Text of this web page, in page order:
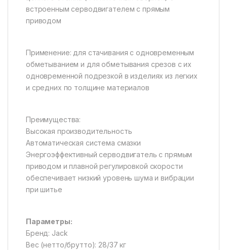
встроенным серводвигателем с прямым
приводом
Применение: для стачивания с одновременным
обметыванием и для обметывания срезов с их
одновременной подрезкой в изделиях из легких
и средних по толщине материалов
Преимущества:
Высокая производительность
Автоматическая система смазки
Энергоэффективный серводвигатель с прямым
приводом и плавной регулировкой скорости
обеспечивает низкий уровень шума и вибрации
при шитье
Параметры:
Бренд: Jack
Вес (нетто/брутто): 28/37 кг